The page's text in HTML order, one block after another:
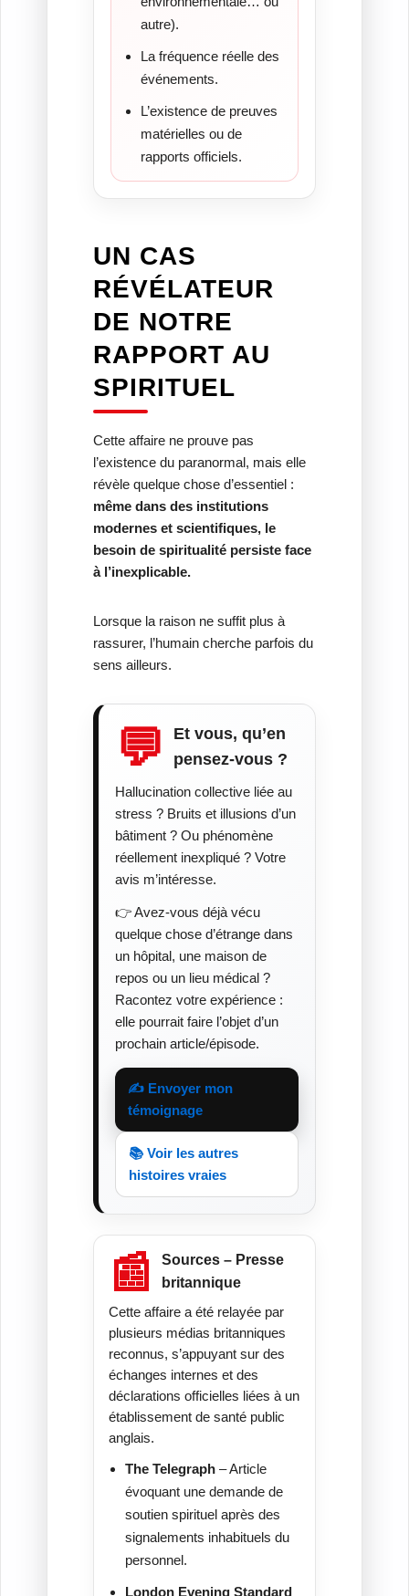
autre).
La fréquence réelle des
événements.
L’existence de preuves
matérielles ou de
rapports officiels.
UN CAS
RÉVÉLATEUR
DE NOTRE
RAPPORT AU
SPIRITUEL
Cette affaire ne prouve pas
l’existence du paranormal, mais elle
révèle quelque chose d’essentiel :
même dans des institutions
modernes et scientifiques, le
besoin de spiritualité persiste face
à l’inexplicable.
Lorsque la raison ne suffit plus à
rassurer, l’humain cherche parfois du
sens ailleurs.
💬
Et vous, qu’en
pensez-vous ?
Hallucination collective liée au
stress ? Bruits et illusions d’un
bâtiment ? Ou phénomène
réellement inexpliqué ? Votre
avis m’intéresse.
👉 Avez-vous déjà vécu
quelque chose d’étrange dans
un hôpital, une maison de
repos ou un lieu médical ?
Racontez votre expérience :
elle pourrait faire l’objet d’un
prochain article/épisode.
✍️ Envoyer mon
témoignage
📚 Voir les autres
histoires vraies
📰
Sources – Presse
britannique
Cette affaire a été relayée par
plusieurs médias britanniques
reconnus, s’appuyant sur des
échanges internes et des
déclarations officielles liées à un
établissement de santé public
anglais.
The Telegraph – Article
évoquant une demande de
soutien spirituel après des
signalements inhabituels du
personnel.
London Evening Standard